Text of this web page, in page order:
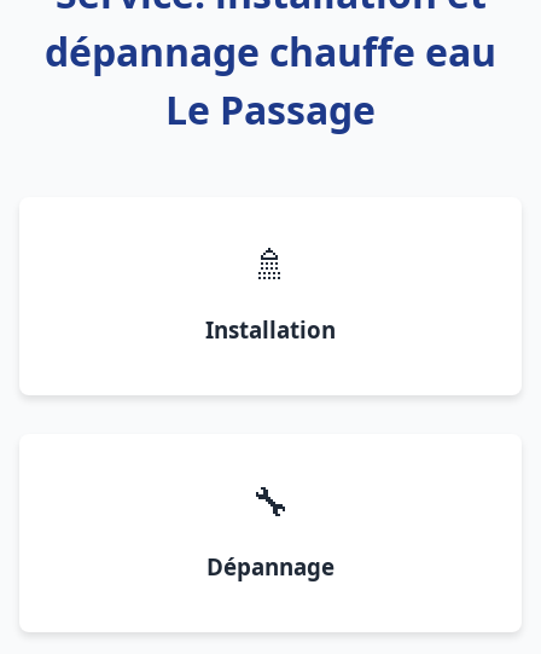
dépannage chauffe eau
Le Passage
🚿
Installation
🔧
Dépannage